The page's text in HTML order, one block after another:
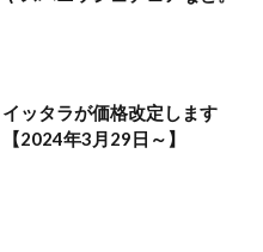
イッタラが価格改定します
【2024年3月29日～】